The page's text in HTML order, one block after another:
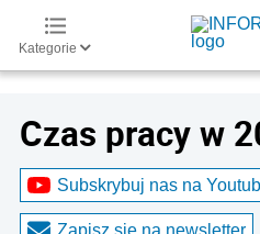
Kategorie
Czas pracy w
Subskrybuj nas na
Zapisz się na newsletter